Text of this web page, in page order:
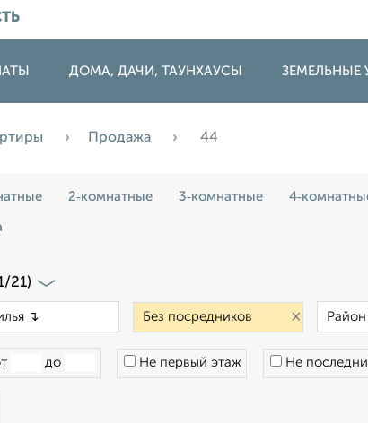
ДОМА, ДАЧИ, ТАУНХАУСЫ ЗЕМЕЛЬНЫЕ
Продажа 44
2‑комнатные 3‑комнатные
21)
×
до Не первый этаж Не